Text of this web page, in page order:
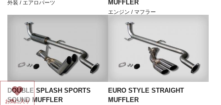
外装 / エアロパーツ
MUFFLER
エンジン / マフラー
DOUBLE SPLASH SPORTS
SOUND MUFFLER
EURO STYLE STRAIGHT
MUFFLER
お気に入り